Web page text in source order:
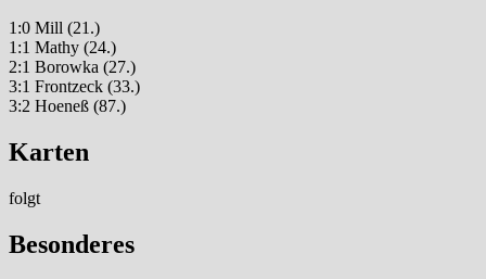
1:0 Mill (21.)
1:1 Mathy (24.)
2:1 Borowka (27.)
3:1 Frontzeck (33.)
3:2 Hoeneß (87.)
Karten
folgt
Besonderes